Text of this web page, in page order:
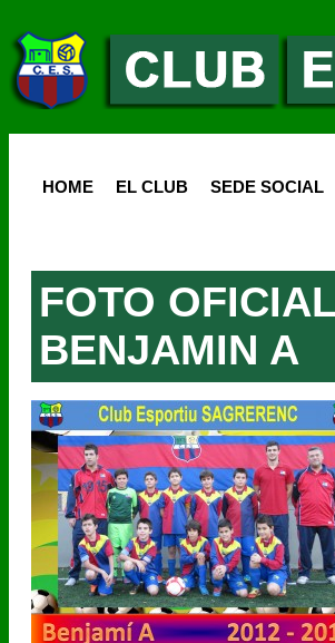
HOME EL CLUB SEDE SOCIAL
FOTO
BENJAMIN A